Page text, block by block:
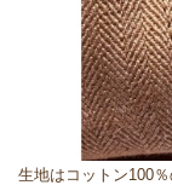
生地はコットン100